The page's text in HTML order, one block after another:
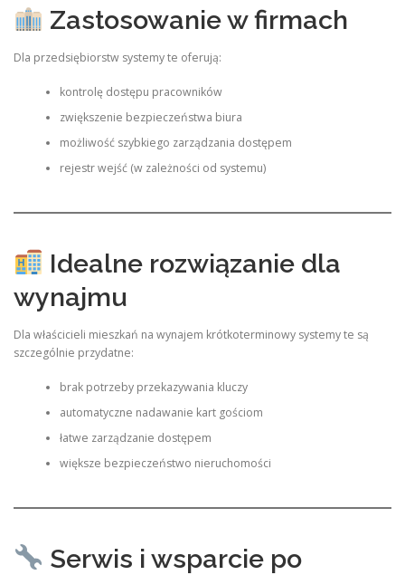
Zastosowanie w firmach
Dla przedsiębiorstw systemy te oferują:
kontrolę dostępu pracowników
zwiększenie bezpieczeństwa biura
możliwość szybkiego zarządzania dostępem
rejestr wejść (w zależności od systemu)
Idealne rozwiązanie dla
wynajmu
Dla właścicieli mieszkań na wynajem krótkoterminowy systemy te są
szczególnie przydatne:
brak potrzeby przekazywania kluczy
automatyczne nadawanie kart gościom
łatwe zarządzanie dostępem
większe bezpieczeństwo nieruchomości
Serwis i wsparcie po